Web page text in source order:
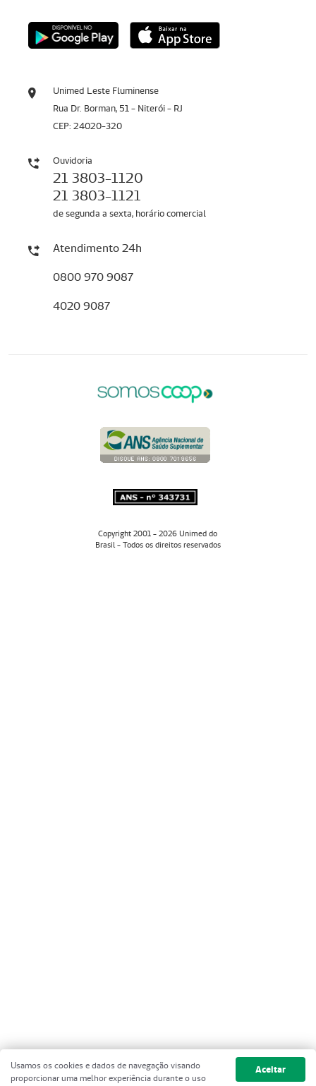
Unimed Leste Fluminense
Rua Dr. Borman, 51 - Niterói - RJ
CEP: 24020-320
Ouvidoria
21 3803-1120
21 3803-1121
de segunda a sexta, horário comercial
Atendimento 24h
0800 970 9087
4020 9087
Copyright 2001 - 2026 Unimed do
Brasil - Todos os direitos reservados
Usamos os cookies e dados de navegação visando
proporcionar uma melhor experiência durante o uso
Aceitar